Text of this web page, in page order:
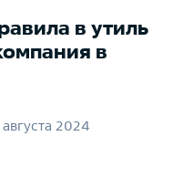
в утиль
в
августа 2024